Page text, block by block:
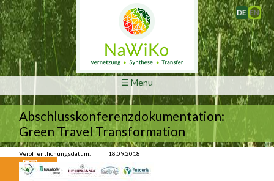
Deutsch
☰ Menu
Abschlusskonferenzdokumentation:
Green Travel Transformation
Veröffentlichungsdatum: 18.09.2018